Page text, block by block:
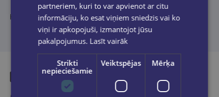
Konsultante Ilma Nereta.
partneriem, kuri to var apvienot ar citu
informāciju, ko esat viņiem sniedzis vai ko
viņi ir apkopojuši, izmantojot jūsu
pakalpojumus. Lasīt vairāk
Strikti
nepieciešamie
Veiktspējas Mērķa